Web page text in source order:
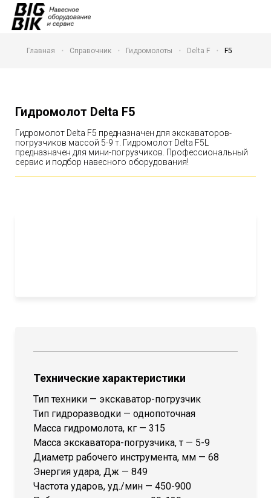
Главная Справочник Гидромолоты Delta F F5
Гидромолот Delta F5
Гидромолот Delta F5 предназначен для экскаваторов-
погрузчиков массой 5-9 т. Гидромолот Delta F5L
предназначен для мини-погрузчиков. Профессиональный
сервис и подбор навесного оборудования!
Технические характеристики
Тип техники — экскаватор-погрузчик
Тип гидроразводки — однопоточная
Масса гидромолота, кг — 315
Масса экскаватора-погрузчика, т — 5-9
Диаметр рабочего инструмента, мм — 68
Энергия удара, Дж — 849
Частота ударов, уд./мин — 450-900